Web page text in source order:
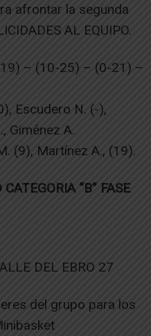
afrontar la segunda
AL EQUIPO.
– (10-25) – (0-21) –
Escudero N. (-),
Giménez A.
(9), Martínez A., (19).
“B” FASE
DEL EBRO 27
del grupo para los